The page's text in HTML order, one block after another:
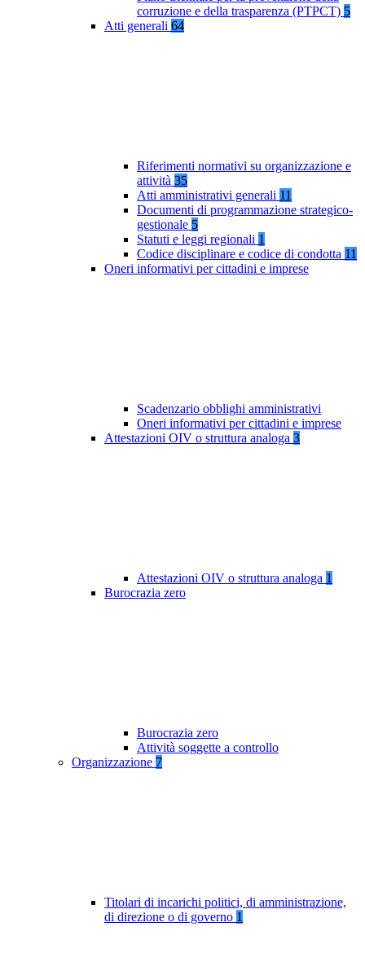
corruzione e della trasparenza (PTPCT) 5
Atti generali 64
Riferimenti normativi su organizzazione e
attività 35
Atti amministrativi generali 11
Documenti di programmazione strategico-
gestionale 5
Statuti e leggi regionali 1
Codice disciplinare e codice di condotta 11
Oneri informativi per cittadini e imprese
Scadenzario obblighi amministrativi
Oneri informativi per cittadini e imprese
Attestazioni OIV o struttura analoga 3
Attestazioni OIV o struttura analoga 1
Burocrazia zero
Burocrazia zero
Attività soggette a controllo
Organizzazione 7
Titolari di incarichi politici, di amministrazione,
di direzione o di governo 1